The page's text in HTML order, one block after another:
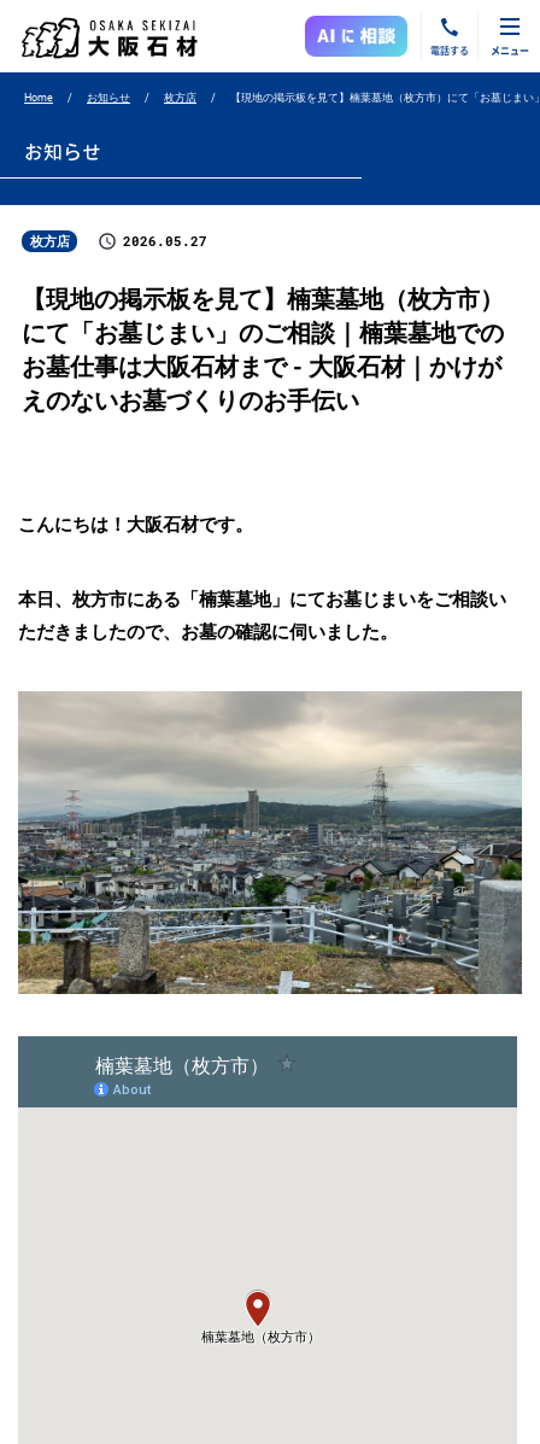
電話する メニュー
Home お知らせ 枚方店 【現地の掲示板を見て】楠葉墓地（枚方市）にて「お墓じま
お知らせ
枚方店 2026.05.27
【現地の掲示板を見て】楠葉墓地（枚方市）
にて「お墓じまい」のご相談｜楠葉墓地での
お墓仕事は大阪石材まで - 大阪石材｜かけが
えのないお墓づくりのお手伝い
こんにちは！大阪石材です。
本日、枚方市にある「楠葉墓地」にてお墓じまいをご相談い
ただきましたので、お墓の確認に伺いました。